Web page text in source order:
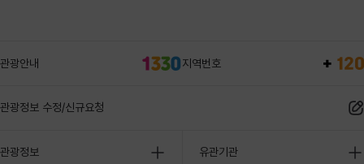
관광안내 지역번호
관광정보 수정/신규요청
관광정보 유관기관